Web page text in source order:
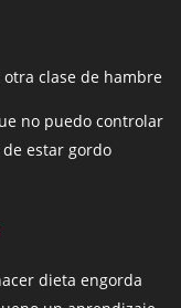
clase de hambre
no puedo controlar
estar gordo
dieta engorda